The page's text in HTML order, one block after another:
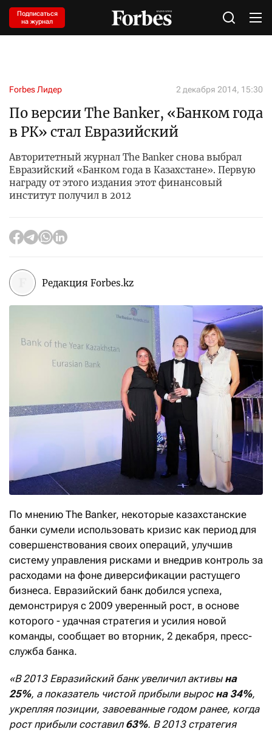
Подписаться
на журнал
Forbes Лидер 2 декабря 2014, 15:30
По версии The Banker, «Банком года
в РК» стал Евразийский
Авторитетный журнал The Banker снова выбрал
Евразийский «Банком года в Казахстане». Первую
награду от этого издания этот финансовый
институт получил в 2012
Редакция Forbes.kz
По мнению The Banker, некоторые казахстанские
банки сумели использовать кризис как период для
совершенствования своих операций, улучшив
систему управления рисками и внедрив контроль за
расходами на фоне диверсификации растущего
бизнеса. Евразийский банк добился успеха,
демонстрируя с 2009 уверенный рост, в основе
которого - удачная стратегия и усилия новой
команды, сообщает во вторник, 2 декабря, пресс-
служба банка.
«В 2013 Евразийский банк увеличил активы на
25%, а показатель чистой прибыли вырос на 34%,
укрепляя позиции, завоеванные годом ранее, когда
рост прибыли составил63%. В 2013 стратегия